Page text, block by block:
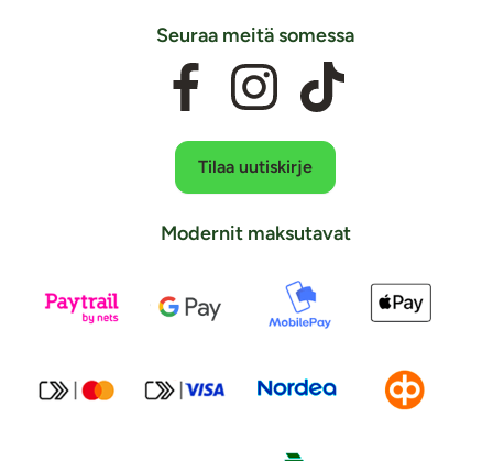
Seuraa meitä somessa
Tilaa uutiskirje
Modernit maksutavat